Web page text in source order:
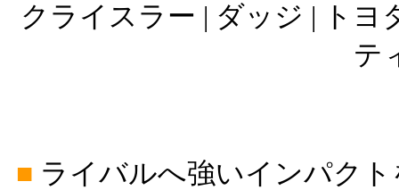
クライスラー | ダッジ | トヨ
テ
■ ライバルへ強いインパク